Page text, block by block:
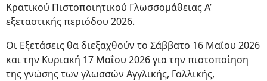
Κρατικού Πιστοποιητικού Γλωσσομάθειας Α’
εξεταστικής περιόδου 2026.
Οι Εξετάσεις θα διεξαχθούν το Σάββατο 16 Μαΐου 2026
και την Κυριακή 17 Μαΐου 2026 για την πιστοποίηση
της γνώσης των γλωσσών Αγγλικής, Γαλλικής,